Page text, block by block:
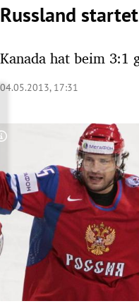
Untermenü
Untermenü
Untermenü
Untermenü
Untermenü
Russland
Kanada hat beim 3:1
04.05.2013, 17:31
Copyright-Hinweis öffnen/